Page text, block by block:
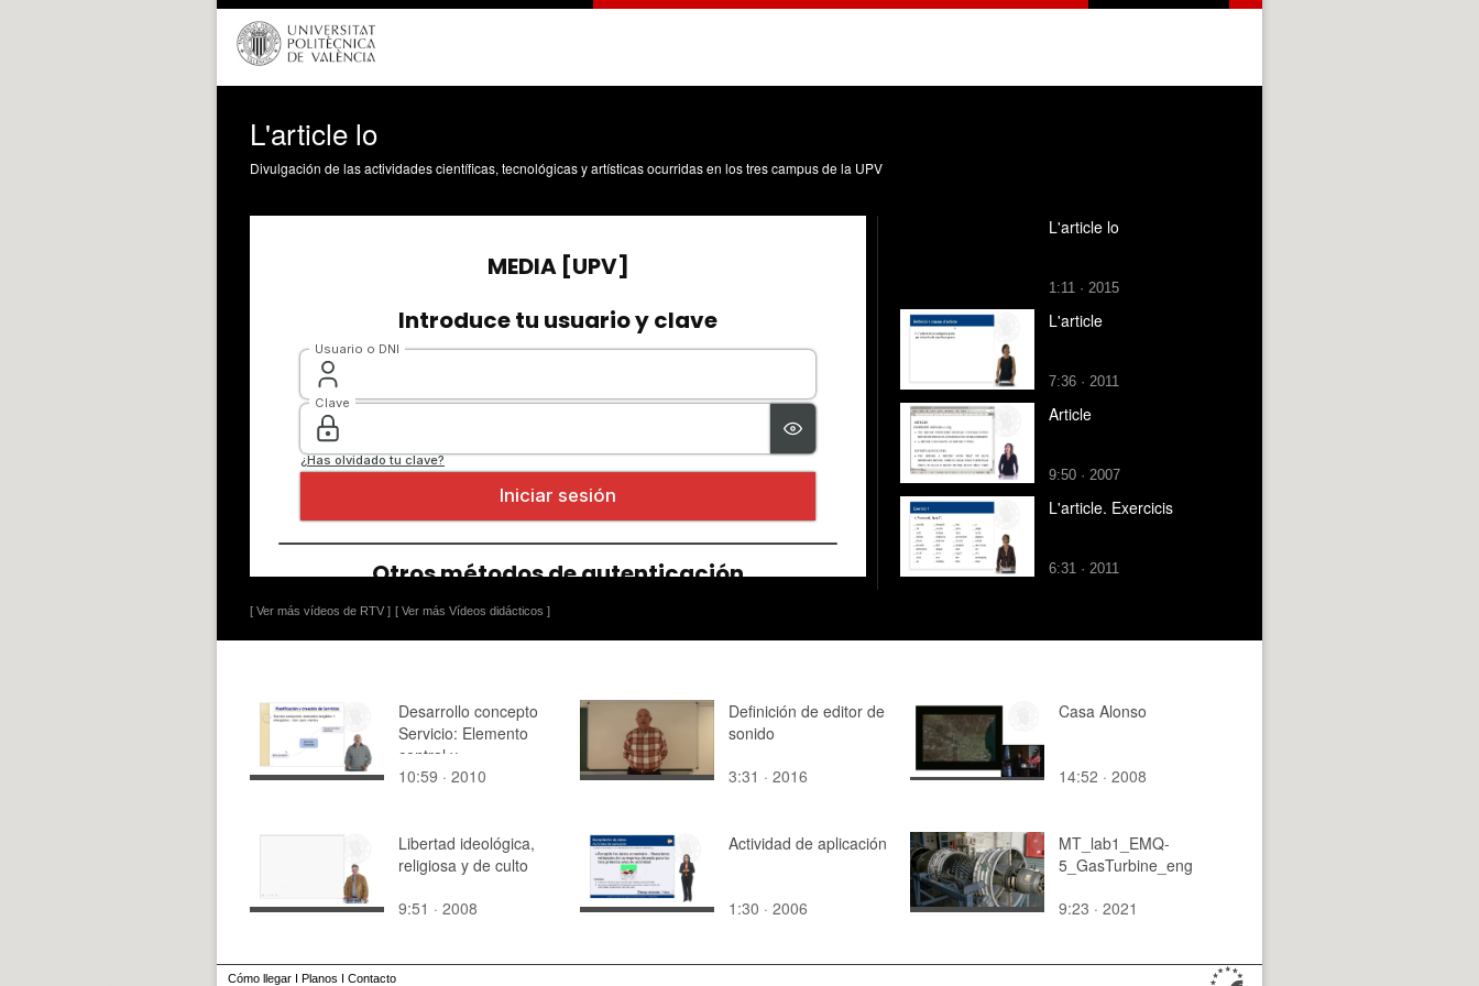
L'article lo
Divulgación de las actividades científicas, tecnológicas y artísticas ocurridas en los tres campus de la UPV
[ Ver más vídeos de RTV ] [ Ver más Vídeos didácticos ]
L'article lo
1:11 · 2015
L'article
7:36 · 2011
Article
9:50 · 2007
L'article. Exercicis
6:31 · 2011
Desarrollo concepto
Servicio: Elemento
central y
suplementarios
10:59 · 2010
Definición de editor de
sonido
3:31 · 2016
Casa Alonso
14:52 · 2008
Libertad ideológica,
religiosa y de culto
9:51 · 2008
Actividad de aplicación
1:30 · 2006
MT_lab1_EMQ-
5_GasTurbine_eng
9:23 · 2021
Cómo llegar I Planos I Contacto